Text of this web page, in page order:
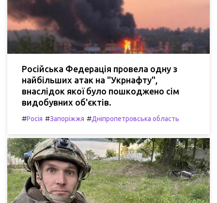
Російська Федерація провела одну з
найбільших атак на "Укрнафту",
внаслідок якої було пошкоджено сім
видобувних об'єктів.
#Росія #Запоріжжя #Дніпропетровська область